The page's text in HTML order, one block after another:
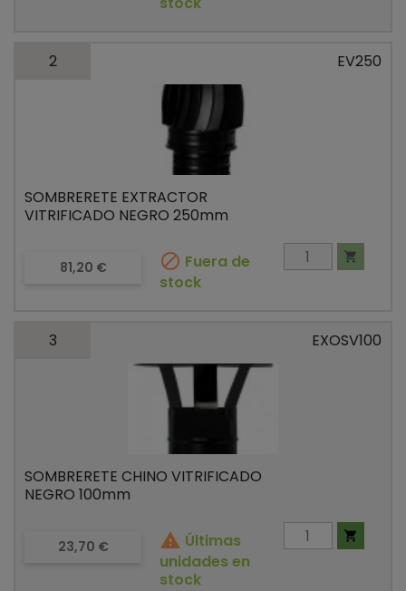
2 EV250
SOMBRERETE EXTRACTOR
VITRIFICADO NEGRO 250mm
Precio
81,20 €  Fuera de
stock

3 EXOSV100
SOMBRERETE CHINO VITRIFICADO
NEGRO 100mm
Precio
23,70 €  Últimas
unidades en
stock
